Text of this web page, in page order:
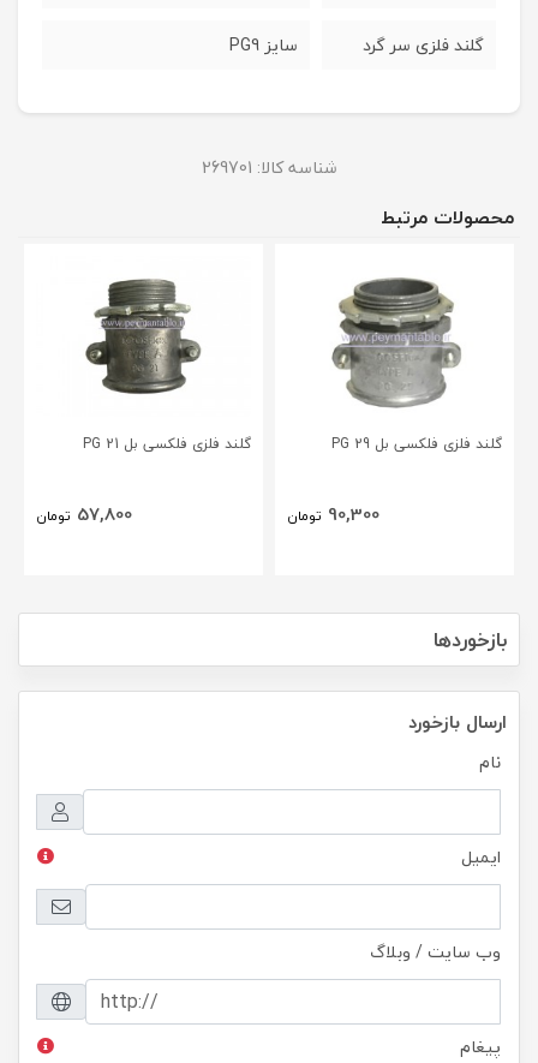
گلند فلزی سر گرد سایز PG9
شناسه کالا: 269701
محصولات مرتبط
گلند فلزی فلکسی بل PG 29
90,300 تومان
گلند فلزی فلکسی بل PG 21
57,800 تومان
بازخوردها
ارسال بازخورد
نام
ایمیل
وب سایت / وبلاگ
پیغام